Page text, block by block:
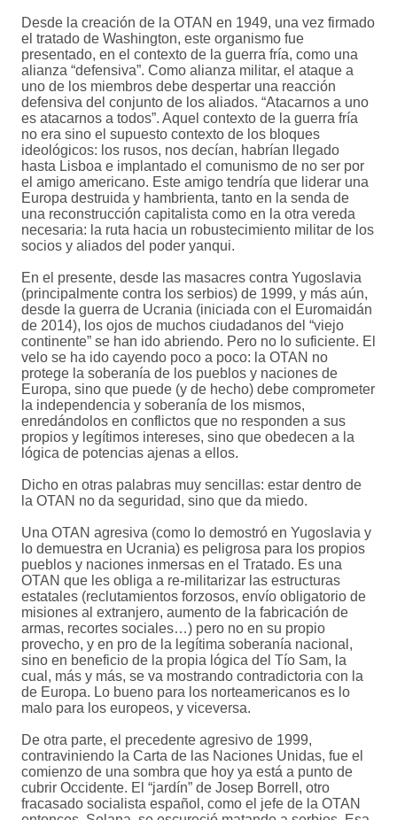
Desde la creación de la OTAN en 1949, una vez firmado
el tratado de Washington, este organismo fue
presentado, en el contexto de la guerra fría, como una
alianza “defensiva”. Como alianza militar, el ataque a
uno de los miembros debe despertar una reacción
defensiva del conjunto de los aliados. “Atacarnos a uno
es atacarnos a todos”. Aquel contexto de la guerra fría
no era sino el supuesto contexto de los bloques
ideológicos: los rusos, nos decían, habrían llegado
hasta Lisboa e implantado el comunismo de no ser por
el amigo americano. Este amigo tendría que liderar una
Europa destruida y hambrienta, tanto en la senda de
una reconstrucción capitalista como en la otra vereda
necesaria: la ruta hacia un robustecimiento militar de los
socios y aliados del poder yanqui.
En el presente, desde las masacres contra Yugoslavia
(principalmente contra los serbios) de 1999, y más aún,
desde la guerra de Ucrania (iniciada con el Euromaidán
de 2014), los ojos de muchos ciudadanos del “viejo
continente” se han ido abriendo. Pero no lo suficiente. El
velo se ha ido cayendo poco a poco: la OTAN no
protege la soberanía de los pueblos y naciones de
Europa, sino que puede (y de hecho) debe comprometer
la independencia y soberanía de los mismos,
enredándolos en conflictos que no responden a sus
propios y legítimos intereses, sino que obedecen a la
lógica de potencias ajenas a ellos.
Dicho en otras palabras muy sencillas: estar dentro de
la OTAN no da seguridad, sino que da miedo.
Una OTAN agresiva (como lo demostró en Yugoslavia y
lo demuestra en Ucrania) es peligrosa para los propios
pueblos y naciones inmersas en el Tratado. Es una
OTAN que les obliga a re-militarizar las estructuras
estatales (reclutamientos forzosos, envío obligatorio de
misiones al extranjero, aumento de la fabricación de
armas, recortes sociales…) pero no en su propio
provecho, y en pro de la legítima soberanía nacional,
sino en beneficio de la propia lógica del Tío Sam, la
cual, más y más, se va mostrando contradictoria con la
de Europa. Lo bueno para los norteamericanos es lo
malo para los europeos, y viceversa.
De otra parte, el precedente agresivo de 1999,
contraviniendo la Carta de las Naciones Unidas, fue el
comienzo de una sombra que hoy ya está a punto de
cubrir Occidente. El “jardín” de Josep Borrell, otro
fracasado socialista español, como el jefe de la OTAN